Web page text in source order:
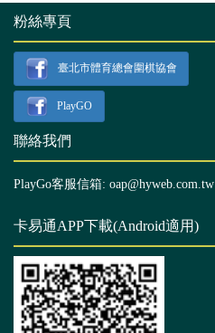
粉絲專頁
臺北市體育總會圍棋協會
PlayGO
聯絡我們
PlayGo客服信箱: oap@hyweb.com.tw
卡易通APP下載(Android適用)